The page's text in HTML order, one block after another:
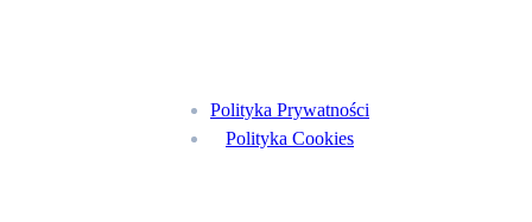
Polityka Prywatności
Polityka Cookies